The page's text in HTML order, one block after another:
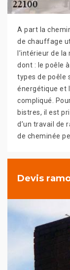
A part la
de chauffage
l’intérieur de
dont : le poêle
types de poêle
énergétique et
compliqué.
bistres, il est
d’un travail de
de cheminée
Devis